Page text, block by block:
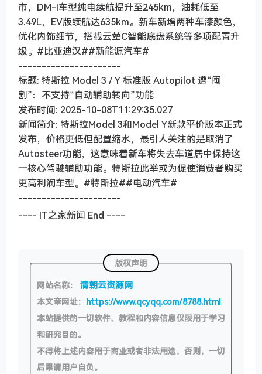
市，DM-i车型纯电续航提升至245km，油耗低至
3.49L，EV版续航达635km。新车新增两种车漆颜色，
优化内饰细节，搭载云辇C智能底盘系统等多项配置升
级。#比亚迪汉##新能源汽车#
----------------------
标题: 特斯拉 Model 3 / Y 标准版 Autopilot 遭“阉
割”：不支持“自动辅助转向”功能
发布时间: 2025-10-08T11:29:35.027
新闻简介: 特斯拉Model 3和Model Y新款平价版本正式
发布，价格更低但配置缩水，最引人关注的是取消了
Autosteer功能，这意味着新车将失去车道居中保持这
一核心驾驶辅助功能。特斯拉此举或为促使消费者购买
更高利润车型。#特斯拉##电动汽车#
----------------------
---- IT之家新闻 End ----
版权声明
网站名称： 清朝云资源网
本文章网址： https://www.qcyqq.com/8788.html
本站提供的一切软件、教程和内容信息仅限用于学习
和研究目的。
不得将上述内容用于商业或者非法用途，否则，一切
后果请用户自负。